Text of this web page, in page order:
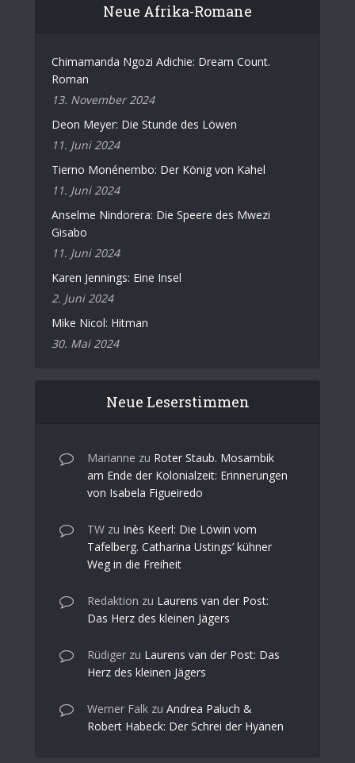
Neue Afrika-Romane
Chimamanda Ngozi Adichie: Dream Count.
Roman
13. November 2024
Deon Meyer: Die Stunde des Löwen
11. Juni 2024
Tierno Monénembo: Der König von Kahel
11. Juni 2024
Anselme Nindorera: Die Speere des Mwezi
Gisabo
11. Juni 2024
Karen Jennings: Eine Insel
2. Juni 2024
Mike Nicol: Hitman
30. Mai 2024
Neue Leserstimmen
Marianne zu Roter Staub. Mosambik
am Ende der Kolonialzeit: Erinnerungen
von Isabela Figueiredo
TW zu Inès Keerl: Die Löwin vom
Tafelberg. Catharina Ustings’ kühner
Weg in die Freiheit
Redaktion zu Laurens van der Post:
Das Herz des kleinen Jägers
Rüdiger zu Laurens van der Post: Das
Herz des kleinen Jägers
Werner Falk zu Andrea Paluch &
Robert Habeck: Der Schrei der Hyänen